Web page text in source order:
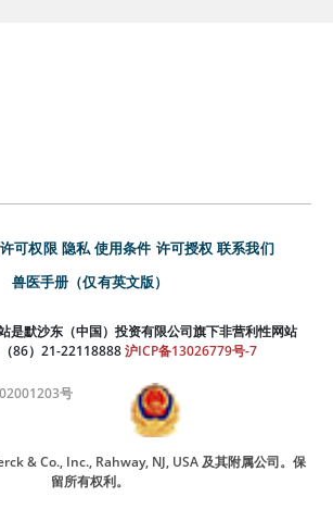
许可权限 隐私 使用条件 许可授权 联系我们
兽医手册（仅有英文版）
是默沙东（中国）投资有限公司旗下非营利性网站
86）21-22118888 沪ICP备13026779号-7
号
& Co., Inc., Rahway, NJ, USA 及其附属公司。保
留所有权利。